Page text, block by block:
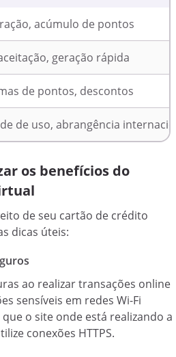
acúmulo de pontos
geração rápida
de pontos, descontos
de uso, abrangência
os benefícios do
de seu cartão de crédito
dicas úteis:
ao realizar transações online
sensíveis em redes Wi-Fi
o site onde está realizando a
conexões HTTPS.